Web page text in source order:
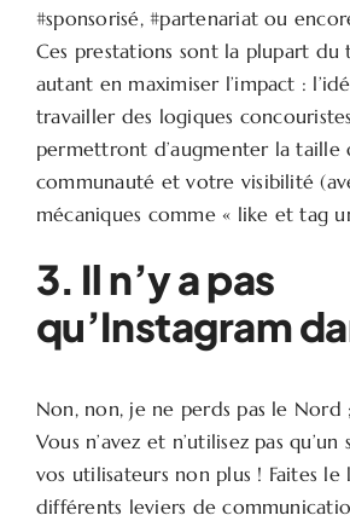
#sponsorisé, #partenariat ou
Ces prestations sont la plupart du
autant en maximiser l’impact :
travailler des logiques
permettront d’augmenter la taille
communauté et votre visibilité
mécaniques comme « like et tag
3. Il n’y a pas
qu’Instagram
Non, non, je ne perds pas le Nord
Vous n’avez et n’utilisez pas
vos utilisateurs non plus ! Faites le
différents leviers de